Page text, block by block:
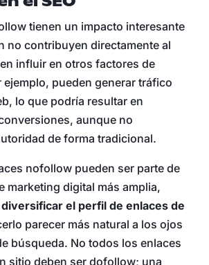
tienen un impacto interesante
no contribuyen directamente al
influir en otros factores de
ejemplo, pueden generar tráfico
lo que podría resultar en
aunque no
de forma tradicional.
nofollow pueden ser parte de
marketing digital más amplia,
diversificar el perfil de enlaces de
parecer más natural a los ojos
búsqueda. No todos los enlaces
sitio deben ser dofollow; una